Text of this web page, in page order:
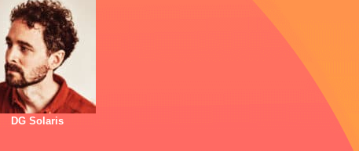
DG Solaris